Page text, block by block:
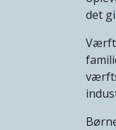
det